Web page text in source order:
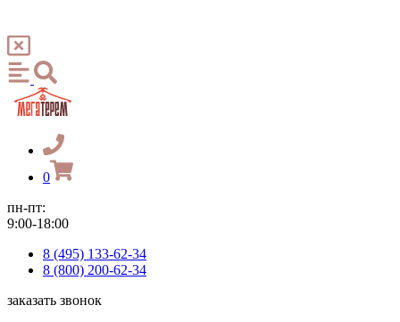
0
пн-пт:
9:00-18:00
8 (495) 133-62-34
8 (800) 200-62-34
заказать звонок